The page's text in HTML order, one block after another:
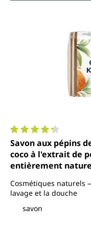
Note moyenne de
Savon aux pépins
coco à l'extrait de
entièrement
Cosmétiques
lavage et la douche
savon